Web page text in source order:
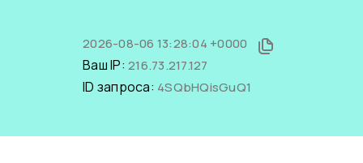
2026-08-06 13:28:04 +0000
Ваш IP: 216.73.217.127
ID запроса: 4SQbHQisGuQ1